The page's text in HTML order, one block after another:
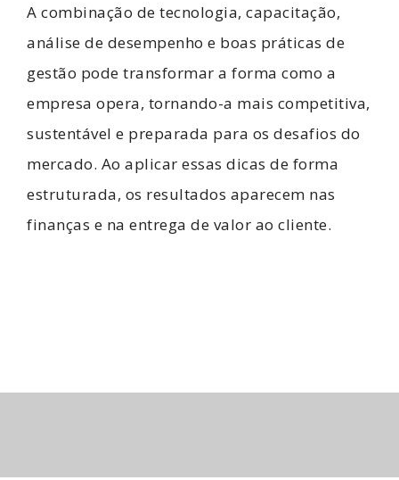
A combinação de tecnologia, capacitação,
análise de desempenho e boas práticas de
gestão pode transformar a forma como a
empresa opera, tornando-a mais competitiva,
sustentável e preparada para os desafios do
mercado. Ao aplicar essas dicas de forma
estruturada, os resultados aparecem nas
finanças e na entrega de valor ao cliente.